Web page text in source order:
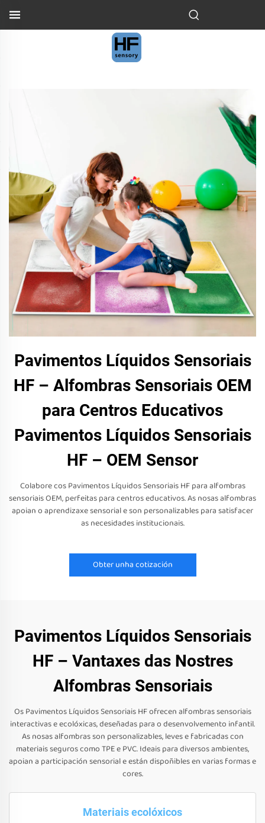
Pavimentos Líquidos Sensoriais
HF – Alfombras Sensoriais OEM
para Centros Educativos
Pavimentos Líquidos Sensoriais
HF – OEM Sensor
Colabore cos Pavimentos Líquidos Sensoriais HF para alfombras
sensoriais OEM, perfeitas para centros educativos. As nosas alfombras
apoian o aprendizaxe sensorial e son personalizables para satisfacer
as necesidades institucionais.
Obter unha cotización
Pavimentos Líquidos Sensoriais
HF – Vantaxes das Nostres
Alfombras Sensoriais
Os Pavimentos Líquidos Sensoriais HF ofrecen alfombras sensoriais
interactivas e ecolóxicas, deseñadas para o desenvolvemento infantil.
As nosas alfombras son personalizables, leves e fabricadas con
materiais seguros como TPE e PVC. Ideais para diversos ambientes,
apoian a participación sensorial e están dispoñibles en varias formas e
cores.
Materiais ecolóxicos